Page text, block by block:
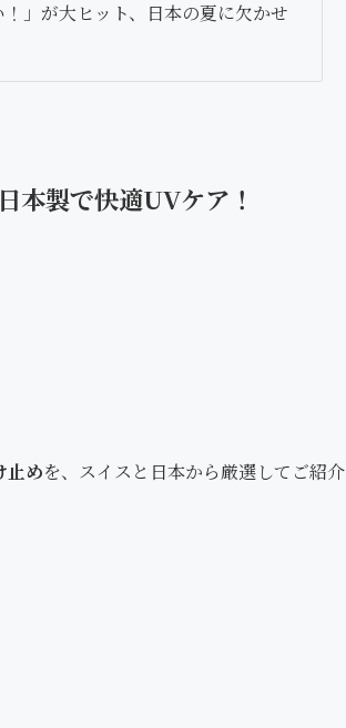
」が大ヒット、日本の夏に欠かせ
本製で快適UVケア！
止めを、スイスと日本から厳選してご紹介